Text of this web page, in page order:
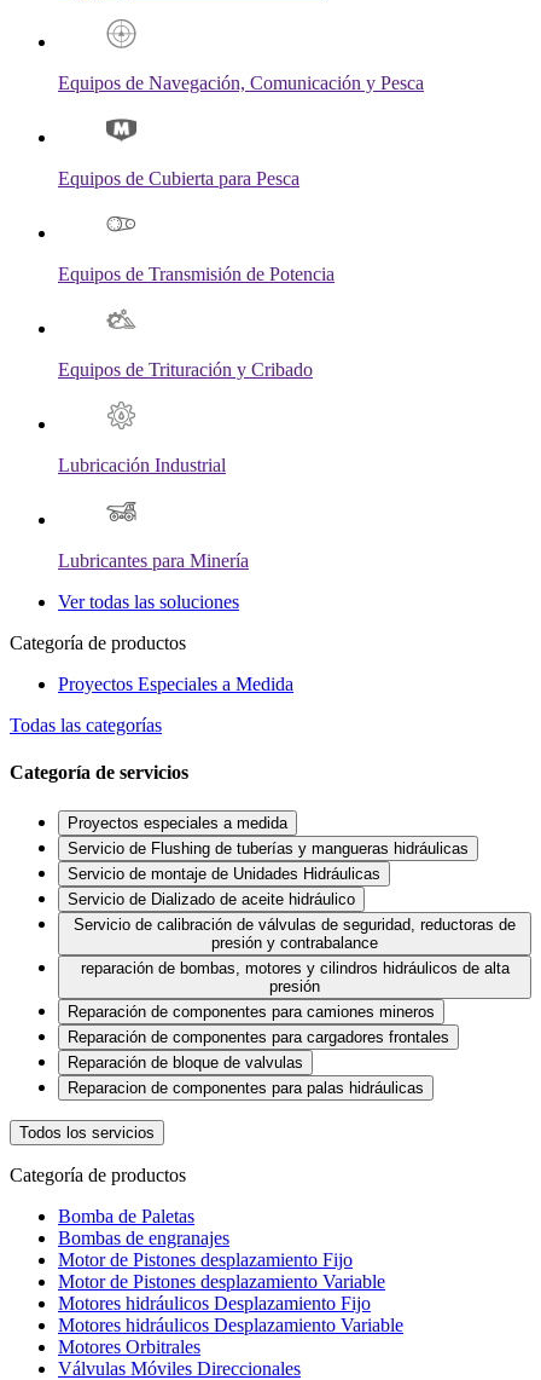
Equipos de Navegación, Comunicación y Pesca
Equipos de Cubierta para Pesca
Equipos de Transmisión de Potencia
Equipos de Trituración y Cribado
Lubricación Industrial
Lubricantes para Minería
Ver todas las soluciones
Categoría de productos
Proyectos Especiales a Medida
Todas las categorías
Categoría de servicios
Proyectos especiales a medida
Servicio de Flushing de tuberías y mangueras hidráulicas
Servicio de montaje de Unidades Hidráulicas
Servicio de Dializado de aceite hidráulico
Servicio de calibración de válvulas de seguridad, reductoras de
presión y contrabalance
reparación de bombas, motores y cilindros hidráulicos de alta
presión
Reparación de componentes para camiones mineros
Reparación de componentes para cargadores frontales
Reparación de bloque de valvulas
Reparacion de componentes para palas hidráulicas
Todos los servicios
Categoría de productos
Bomba de Paletas
Bombas de engranajes
Motor de Pistones desplazamiento Fijo
Motor de Pistones desplazamiento Variable
Motores hidráulicos Desplazamiento Fijo
Motores hidráulicos Desplazamiento Variable
Motores Orbitrales
Válvulas Móviles Direccionales